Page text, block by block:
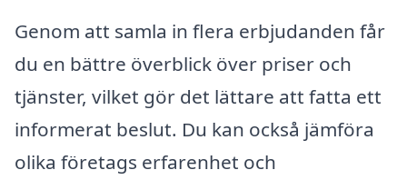
Genom att samla in flera erbjudanden får
du en bättre överblick över priser och
tjänster, vilket gör det lättare att fatta ett
informerat beslut. Du kan också jämföra
olika företags erfarenhet och